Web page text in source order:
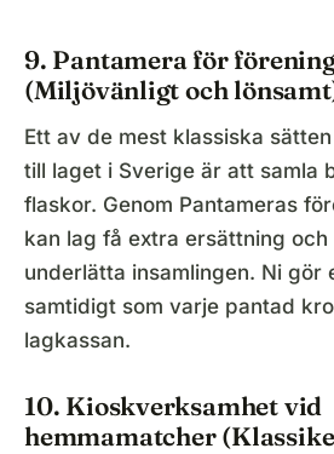
9. Pantamera för
(Miljövänligt och
Ett av de mest klassiska
till laget i Sverige är att samla
flaskor. Genom Pantameras
kan lag få extra ersättning
underlätta insamlingen. Ni gör
samtidigt som varje pantad
lagkassan.
10. Kioskverksamhet vid
hemmamatcher